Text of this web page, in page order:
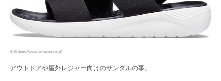
出典https://www.amazon.co.jp/
アウトドアや屋外レジャー向けのサンダルの事。